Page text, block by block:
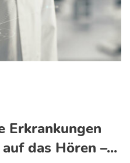
Erkrankungen
das Hören –...